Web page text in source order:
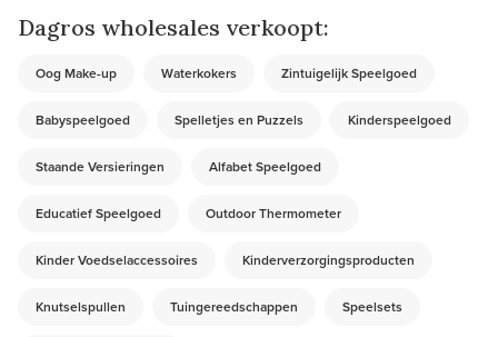
Dagros wholesales verkoopt:
Oog Make-up Waterkokers Zintuigelijk Speelgoed
Babyspeelgoed Spelletjes en Puzzels Kinderspeelgoed
Staande Versieringen Alfabet Speelgoed
Educatief Speelgoed Outdoor Thermometer
Kinder Voedselaccessoires Kinderverzorgingsproducten
Knutselspullen Tuingereedschappen Speelsets